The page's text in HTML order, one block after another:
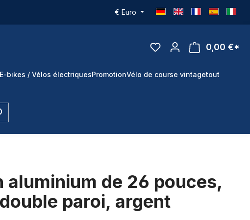
€ Euro
0,00 €*
E-bikes / Vélos électriquesPromotionVélo de course vintagetout
aluminium de 26 pouces,
paroi, argent